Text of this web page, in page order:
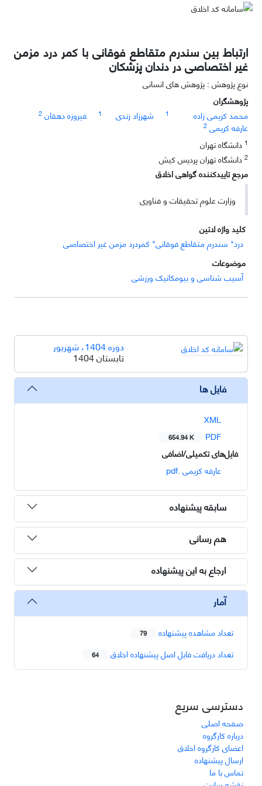
ارتباط بین سندرم متقاطع فوقانی با کمر درد مزمن
غیر اختصاصی در دندان پزشکان
نوع پژوهش : پژوهش های انسانی
پژوهشگران
محمد کریمی زاده
1 شهرزاد زندی 1 فیروزه دهقان 2
عارفه کریمی 2
1 دانشگاه تهران
2 دانشگاه تهران پردیس کیش
مرجع تاییدکننده گواهی اخلاق
وزارت علوم تحقیقات و فناوری
کلید واژه لاتین
درد" سندرم متقاطع فوقانی" کمردرد مزمن غیر اختصاصی
موضوعات
آسیب شناسی و بیومکانیک ورزشی
دوره 1404، شهریور
تابستان 1404
فایل ها
XML
PDF
654.94 K
فایل‌های تکمیلی/اضافی
عارفه کریمی .pdf
سابقه پیشنهاده
هم رسانی
ارجاع به این پیشنهاده
آمار
تعداد مشاهده پیشنهاده 79
تعداد دریافت فایل اصل پیشنهاده اخلاق 64
دسترسی سریع
صفحه اصلی
درباره کارگروه
اعضای کارگروه اخلاق
ارسال پیشنهاده
تماس با ما